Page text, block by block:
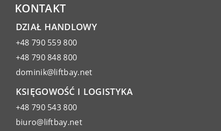
KONTAKT
DZIAŁ HANDLOWY
+48 790 559 800
+48 790 848 800
dominik@liftbay.net
KSIĘGOWOŚĆ I LOGISTYKA
+48 790 543 800
biuro@liftbay.net